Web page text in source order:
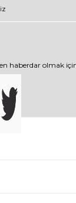
haberdar olmak